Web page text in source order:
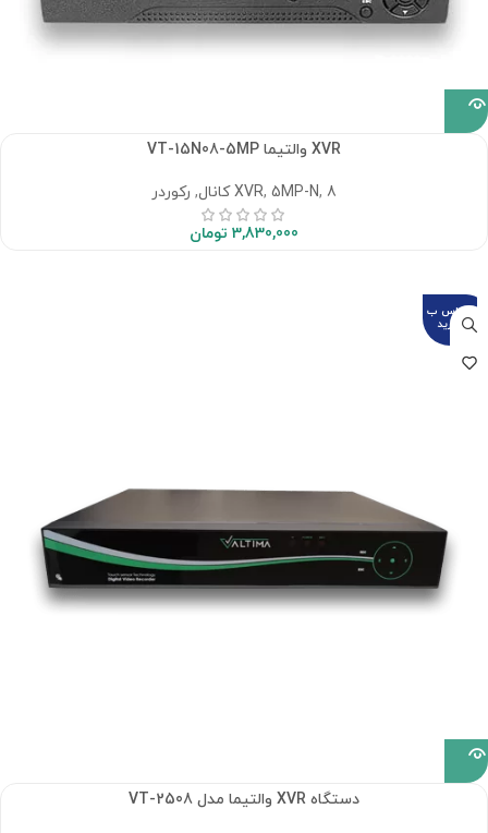
XVR والتیما VT-15N08-5MP
XVR,5MP-N,
,رکوردر
3,830,000 تومان
تماس ب
گیرید
دستگاه XVR والتیما مدل VT-2508